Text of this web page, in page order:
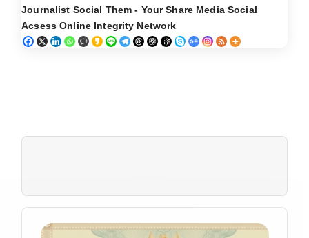
Journalist Social Them - Your Share Media Social
Acsess Online Integrity Network